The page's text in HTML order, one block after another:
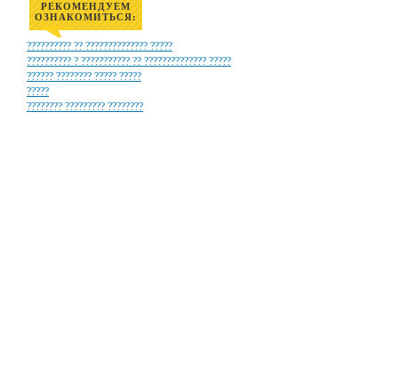
РЕКОМЕНДУЕМ
ОЗНАКОМИТЬСЯ:
?????????? ?? ?????????????? ?????
?????????? ? ??????????? ?? ?????????????? ?????
?????? ???????? ????? ?????
?????
???????? ????????? ????????